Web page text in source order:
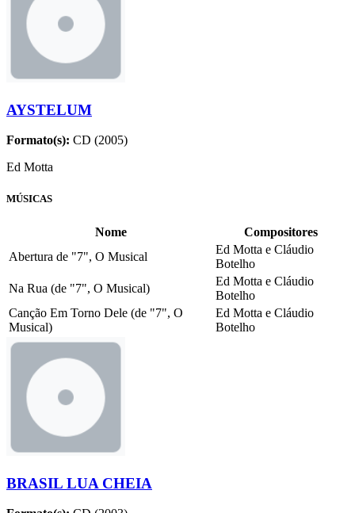
AYSTELUM
Formato(s): CD (2005)
Ed Motta
MÚSICAS
Nome
Compositores
Abertura de "7", O Musical
Ed Motta e Cláudio
Botelho
Na Rua (de "7", O Musical)
Ed Motta e Cláudio
Botelho
Canção Em Torno Dele (de "7", O
Musical)
Ed Motta e Cláudio
Botelho
BRASIL LUA CHEIA